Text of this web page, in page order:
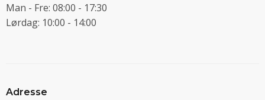
Man - Fre: 08:00 - 17:30
Lørdag: 10:00 - 14:00
Adresse